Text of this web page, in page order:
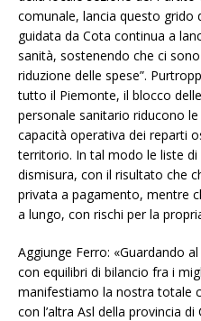
comunale, lancia questo grido
guidata da Cota continua a
sanità, sostenendo che ci
riduzione delle spese”.
tutto il Piemonte, il blocco
personale sanitario riducono
capacità operativa dei reparti
territorio. In tal modo le liste
dismisura, con il risultato che
privata a pagamento, mentre
a lungo, con rischi per la
Aggiunge Ferro: «Guardando
con equilibri di bilancio fra i
manifestiamo la nostra totale
con l’altra Asl della provincia